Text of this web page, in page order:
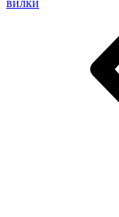
вилки